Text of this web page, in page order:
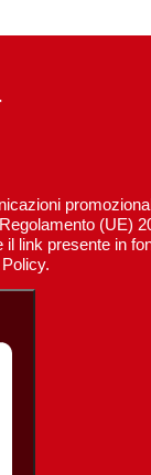
(UE)
link presente in